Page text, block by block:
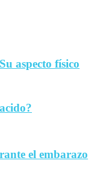
aspecto físico
el embarazo